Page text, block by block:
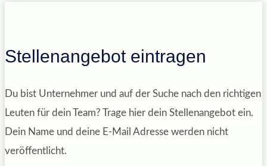
Stellenangebot eintragen
Du bist Unternehmer und auf der Suche nach den richtigen
Leuten für dein Team? Trage hier dein Stellenangebot ein.
Dein Name und deine E-Mail Adresse werden nicht
veröffentlicht.